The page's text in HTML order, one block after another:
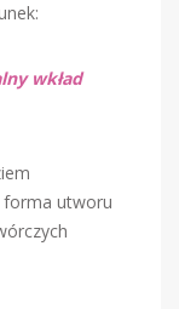
wkład
forma utworu